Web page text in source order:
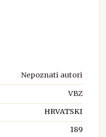
Nepoznati autori
VBZ
HRVATSKI
189